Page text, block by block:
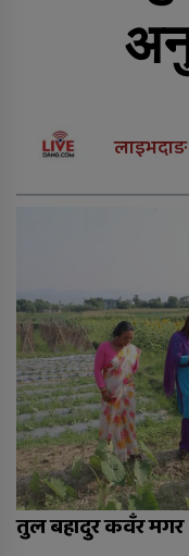
लाइभदाङ
तुल बहादुर कवँर मगर